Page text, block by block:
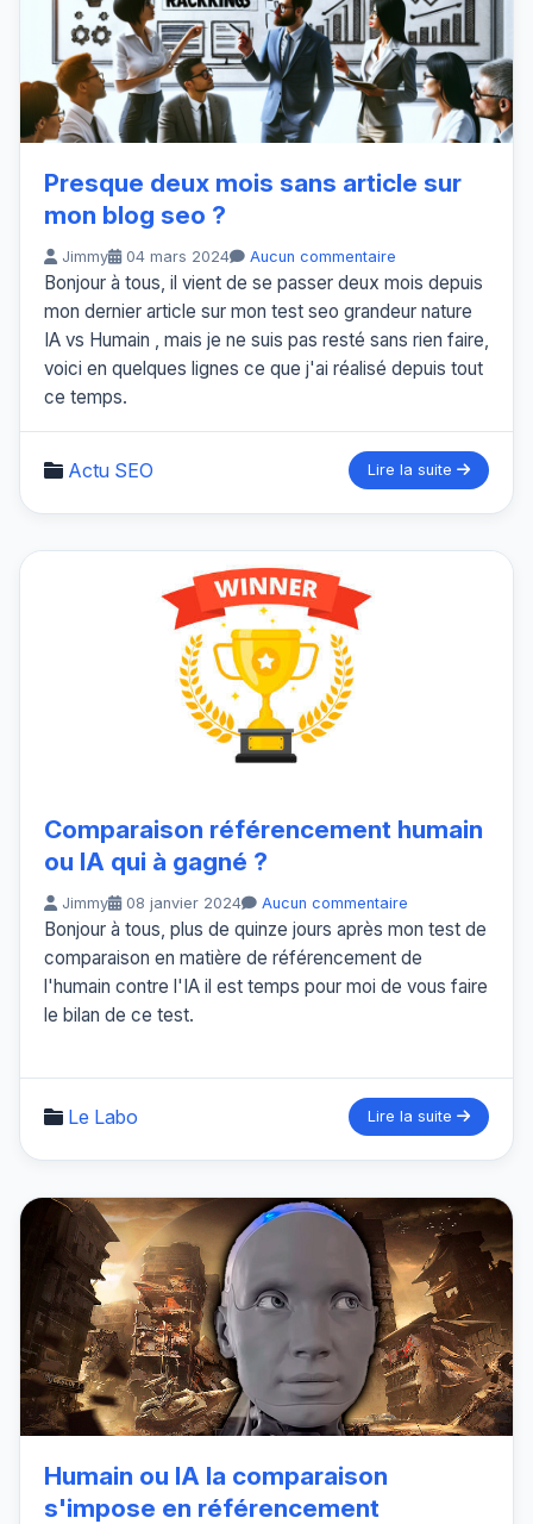
Presque deux mois sans article sur
mon blog seo ?
Jimmy 04 mars 2024 Aucun commentaire
Bonjour à tous, il vient de se passer deux mois depuis
mon dernier article sur mon test seo grandeur nature
IA vs Humain , mais je ne suis pas resté sans rien faire,
voici en quelques lignes ce que j'ai réalisé depuis tout
ce temps.
Actu SEO Lire la suite
Comparaison référencement humain
ou IA qui à gagné ?
Jimmy 08 janvier 2024 Aucun commentaire
Bonjour à tous, plus de quinze jours après mon test de
comparaison en matière de référencement de
l'humain contre l'IA il est temps pour moi de vous faire
le bilan de ce test.
Le Labo Lire la suite
Humain ou IA la comparaison
s'impose en référencement